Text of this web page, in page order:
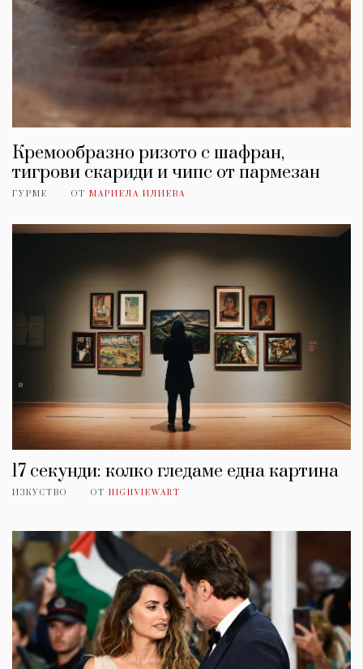
Кремообразно ризото с шафран,
тигрови скариди и чипс от пармезан
ГУРМЕ ОТ МАРИЕЛА ИЛИЕВА
17 секунди: колко гледаме една картина
ИЗКУСТВО ОТ HIGHVIEWART